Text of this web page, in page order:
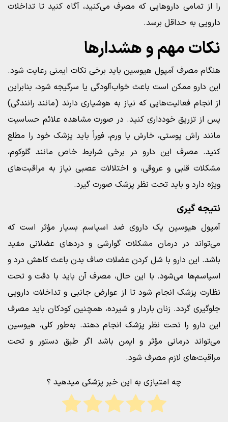
را از تمامی داروهایی که مصرف می‌کنید، آگاه کنید تا تداخلات
دارویی به حداقل برسد.
نکات مهم و هشدارها
هنگام مصرف آمپول هیوسین باید برخی نکات ایمنی رعایت شود.
این دارو ممکن است باعث خواب‌آلودگی یا سرگیجه شود، بنابراین
از انجام فعالیت‌هایی که نیاز به هوشیاری دارند (مانند رانندگی)
پس از تزریق خودداری کنید. در صورت مشاهده علائم حساسیت
مانند راش پوستی، خارش یا ورم، فوراً باید پزشک خود را مطلع
کنید. مصرف این دارو در برخی شرایط خاص مانند گلوکوم،
مشکلات قلبی و عروقی، و اختلالات عصبی نیاز به مراقبت‌های
ویژه دارد و باید تحت نظر پزشک صورت گیرد.
نتیجه‌ گیری
آمپول هیوسین یک داروی ضد اسپاسم بسیار مؤثر است که
می‌تواند در درمان مشکلات گوارشی و دردهای عضلانی مفید
باشد. این دارو با شل کردن عضلات صاف بدن باعث کاهش درد و
اسپاسم‌ها می‌شود. با این حال، مصرف آن باید با دقت و تحت
نظارت پزشک انجام شود تا از عوارض جانبی و تداخلات دارویی
جلوگیری گردد. زنان باردار و شیرده، همچنین کودکان باید مصرف
این دارو را تحت نظر پزشک انجام دهند. به‌طور کلی، هیوسین
می‌تواند درمانی مؤثر و ایمن باشد اگر طبق دستور و تحت
مراقبت‌های لازم مصرف شود.
چه امتیازی به این خبر پزشکی میدهید ؟